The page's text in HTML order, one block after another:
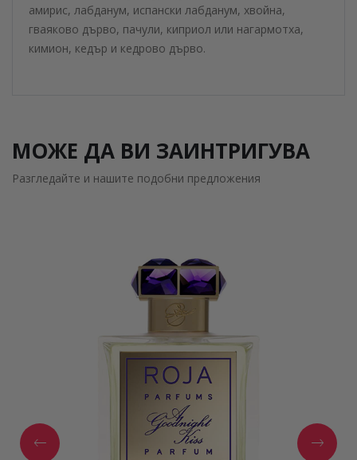
амирис, лабданум, испански лабданум, хвойна,
гваяково дърво, пачули, киприол или нагармотха,
кимион, кедър и кедрово дърво.
МОЖЕ ДА ВИ ЗАИНТРИГУВА
Разгледайте и нашите подобни предложения